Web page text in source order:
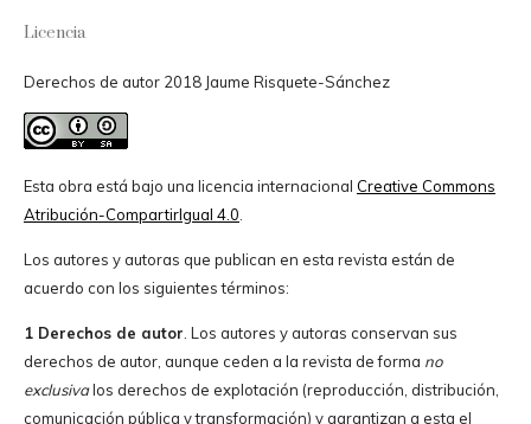
Licencia
Derechos de autor 2018 Jaume Risquete-Sánchez
Esta obra está bajo una licencia internacional Creative Commons
Atribución-CompartirIgual 4.0
Los autores y autoras que publican en esta revista están de
acuerdo con los siguientes términos:
1 Derechos de autor . Los autores y autoras conservan sus
derechos de autor, aunque ceden a la revista de forma no
exclusivalos derechos de explotación (reproducción, distribución,
comunicación pública y transformación) y garantizan a esta el